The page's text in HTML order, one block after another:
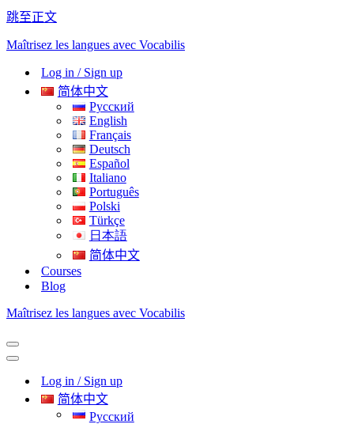
跳至正文
Maîtrisez les langues avec Vocabilis
Log in / Sign up
简体中文
Русский
English
Français
Deutsch
Español
Italiano
Português
Polski
Türkçe
日本語
简体中文
Courses
Blog
Maîtrisez les langues avec Vocabilis
Log in / Sign up
简体中文
Русский